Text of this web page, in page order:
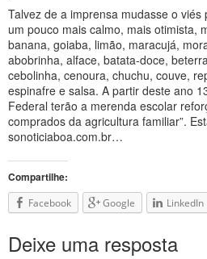
Talvez de a imprensa mudasse o
um pouco mais calmo, mais otimista,
banana, goiaba, limão, maracujá,
abobrinha, alface, batata-doce,
cebolinha, cenoura, chuchu, couve,
espinafre e salsa. A partir deste ano
Federal terão a merenda escolar
comprados da agricultura familiar”.
sonoticiaboa.com.br…
Compartilhe:
Facebook Google LinkedIn
Deixe uma resposta